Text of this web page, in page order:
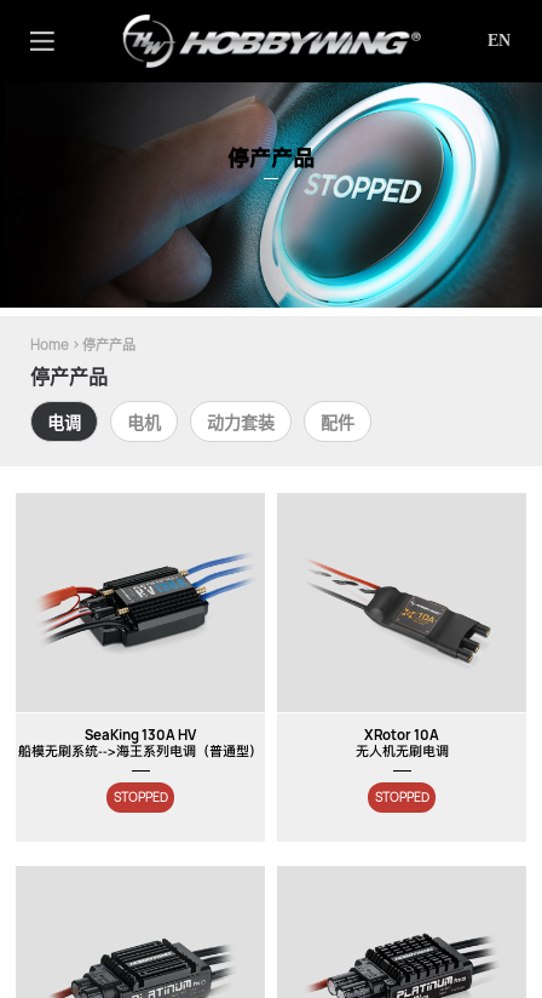
EN
停产产品
Home > 停产产品
停产产品
电调 电机 动力套装 配件
SeaKing 130A HV
船模无刷系统-->海王系列电调（普通型）
STOPPED
XRotor 10A
无人机无刷电调
STOPPED